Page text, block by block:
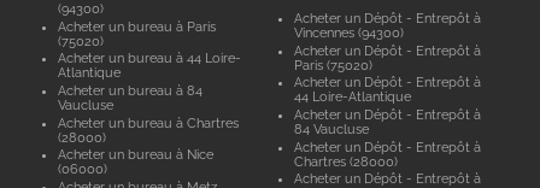
(94300)
Acheter un bureau à Paris
(75020)
Acheter un bureau à 44 Loire-
Atlantique
Acheter un bureau à 84
Vaucluse
Acheter un bureau à Chartres
(28000)
Acheter un bureau à Nice
(06000)
Acheter un Dépôt - Entrepôt à
Vincennes (94300)
Acheter un Dépôt - Entrepôt à
Paris (75020)
Acheter un Dépôt - Entrepôt à
44 Loire-Atlantique
Acheter un Dépôt - Entrepôt à
84 Vaucluse
Acheter un Dépôt - Entrepôt à
Chartres (28000)
Acheter un Dépôt - Entrepôt à